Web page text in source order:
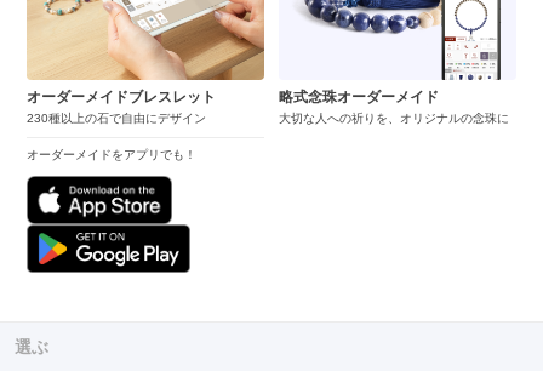
オーダーメイドブレスレット
230種以上の石で自由にデザイン
オーダーメイドをアプリでも！
略式念珠オーダーメイド
大切な人への祈りを、オリジナルの念珠に
選ぶ